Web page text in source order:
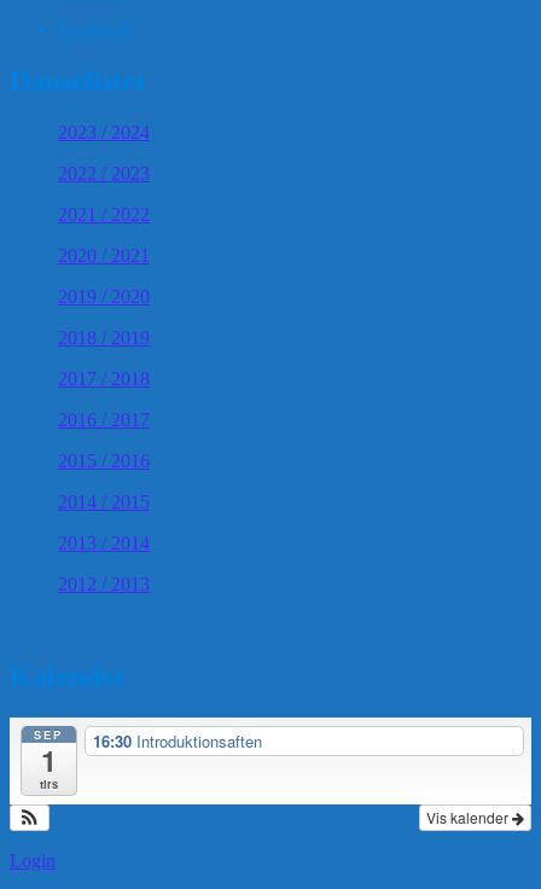
Facebook
Danselister
2023 / 2024
2022 / 2023
2021 / 2022
2020 / 2021
2019 / 2020
2018 / 2019
2017 / 2018
2016 / 2017
2015 / 2016
2014 / 2015
2013 / 2014
2012 / 2013
Kalender
SEP
1
tirs
16:30 Introduktionsaften
Vis kalender
Login